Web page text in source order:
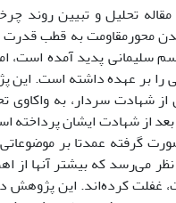
تحلیل و تبیین روند
محورمقاومت به قطب قدرت
سلیمانی پدید آمده است،
بر عهده داشته است. این
شهادت سردار، به
از شهادت ایشان
گرفته عمدتا بر موضوعاتی
نظر می‌رسد که بیشتر آنها
غفلت کرده‌اند. این